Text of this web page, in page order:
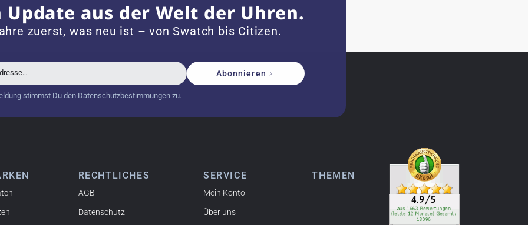
Jahr 1996 ist
Uhr. Vielen Dank :-)
from 2003 is really a time capsule! Very satisfied to find
Update aus der Welt der Uhren.
zuerst, was neu ist – von Swatch bis Citizen.
Abonnieren
stimmst Du den Datenschutzbestimmungen zu.
RECHTLICHES
AGB
Datenschutz
SERVICE
Mein Konto
Über uns
THEMEN